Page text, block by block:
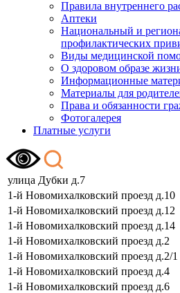
Правила внутреннего
Аптеки
Национальный и
профилактических
Виды медицинской
О здоровом образе
Информационные
Материалы для
Права и обязанности
Фотогалерея
Платные услуги
улица Дубки д.7
1-й Новомихалковский проезд д.10
1-й Новомихалковский проезд д.12
1-й Новомихалковский проезд д.14
1-й Новомихалковский проезд д.2
1-й Новомихалковский проезд д.2/1
1-й Новомихалковский проезд д.4
1-й Новомихалковский проезд д.6